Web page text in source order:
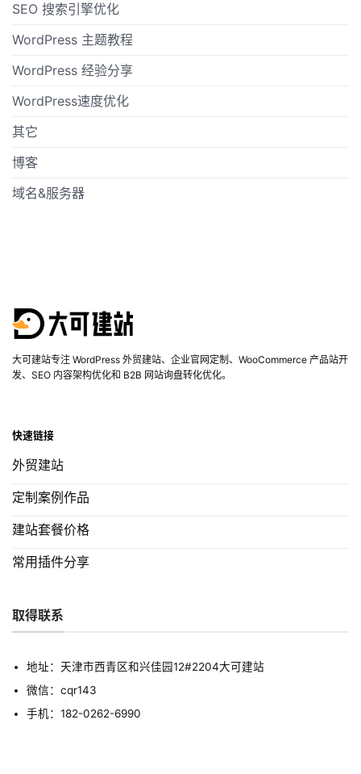
SEO 搜索引擎优化
WordPress 主题教程
WordPress 经验分享
WordPress速度优化
其它
博客
域名&服务器
大可建站专注 WordPress 外贸建站、企业官网定制、WooCommerce 产品站开
发、SEO 内容架构优化和 B2B 网站询盘转化优化。
快速链接
外贸建站
定制案例作品
建站套餐价格
常用插件分享
取得联系
地址：天津市西青区和兴佳园12#2204大可建站
微信：cqr143
手机：182-0262-6990